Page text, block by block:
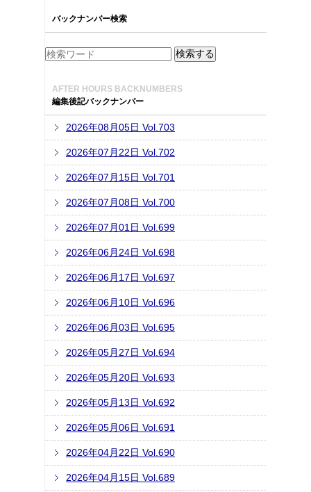
バックナンバー検索
AFTER HOURS BACKNUMBERS
編集後記バックナンバー
2026年08月05日 Vol.703
2026年07月22日 Vol.702
2026年07月15日 Vol.701
2026年07月08日 Vol.700
2026年07月01日 Vol.699
2026年06月24日 Vol.698
2026年06月17日 Vol.697
2026年06月10日 Vol.696
2026年06月03日 Vol.695
2026年05月27日 Vol.694
2026年05月20日 Vol.693
2026年05月13日 Vol.692
2026年05月06日 Vol.691
2026年04月22日 Vol.690
2026年04月15日 Vol.689